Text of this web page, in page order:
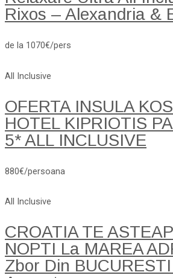
Rixos – Alexandria &
de la 1070€/pers
All Inclusive
OFERTA INSULA
HOTEL KIPRIOTIS
5* ALL INCLUSIVE
880€/persoana
All Inclusive
CROATIA TE
NOPTI La MAREA
Zbor Din